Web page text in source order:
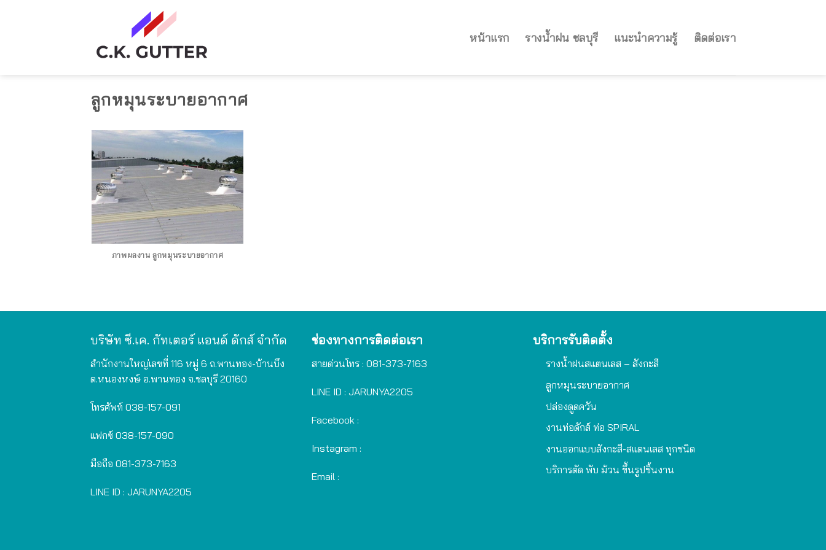
หน้าแรก รางน้ำฝน ชลบุรี แนะนำความรู้ ติดต่อเรา
ลูกหมุนระบายอากาศ
ภาพผลงาน ลูกหมุนระบายอากาศ
บริษัท ซี.เค. กัทเตอร์ แอนด์ ดักส์ จำกัด
สำนักงานใหญ่เลขที่ 116 หมู่ 6 ถ.พานทอง-บ้านบึง
ต.หนองหงษ์ อ.พานทอง จ.ชลบุรี 20160
โทรศัพท์ 038-157-091
แฟกซ์ 038-157-090
มือถือ 081-373-7163
LINE ID : JARUNYA2205
ช่องทางการติดต่อเรา
สายด่วนโทร : 081-373-7163
LINE ID : JARUNYA2205
Facebook :
Instagram :
Email :
บริการรับติดตั้ง
รางน้ำฝนสแตนเลส – สังกะสี
ลูกหมุนระบายอากาศ
ปล่องดูดควัน
งานท่อดักส์ ท่อ SPIRAL
งานออกแบบสังกะสี-สแตนเลส ทุกชนิด
บริการตัด พับ ม้วน ขึ้นรูปชิ้นงาน